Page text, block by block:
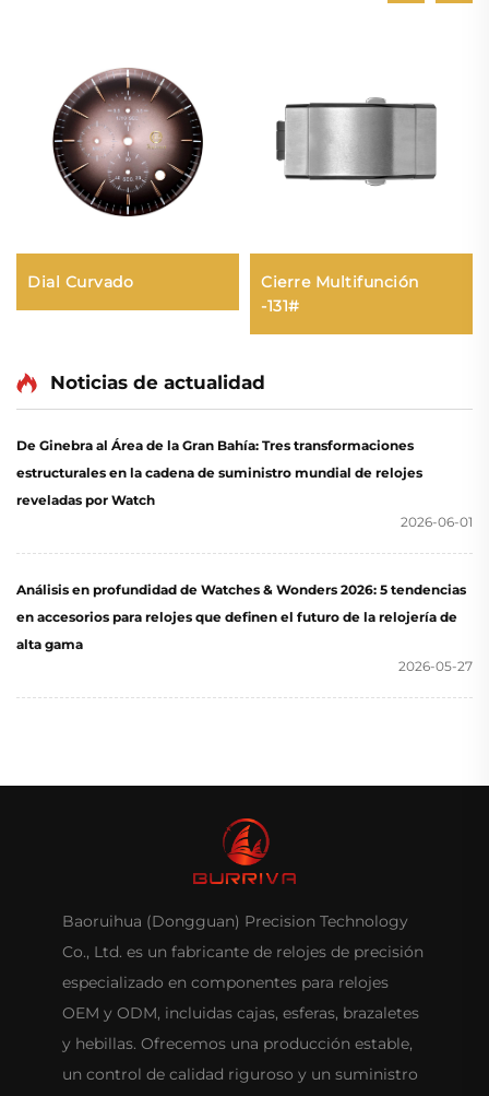
Dial Curvado
Cierre Multifunción
-131#
Noticias de actualidad
De Ginebra al Área de la Gran Bahía: Tres transformaciones
estructurales en la cadena de suministro mundial de relojes
reveladas por Watch
2026-06-01
Análisis en profundidad de Watches & Wonders 2026: 5 tendencias
en accesorios para relojes que definen el futuro de la relojería de
alta gama
2026-05-27
Baoruihua (Dongguan) Precision Technology
Co., Ltd. es un fabricante de relojes de precisión
especializado en componentes para relojes
OEM y ODM, incluidas cajas, esferas, brazaletes
y hebillas. Ofrecemos una producción estable,
un control de calidad riguroso y un suministro